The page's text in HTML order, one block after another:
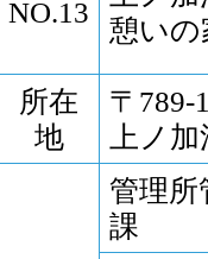
NO.13
憩いの
所在
地
〒
上ノ
管理所
課